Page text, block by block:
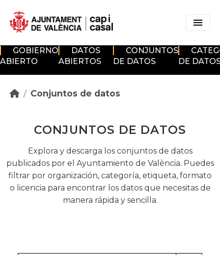
GOBIERNO
ABIERTO
DATOS
ABIERTOS
CONJUNTOS
DE DATOS
DE
Conjuntos de datos
CONJUNTOS DE DATOS
Explora y descarga los conjuntos de datos
publicados por el Ayuntamiento de València. Puedes
filtrar por organización, categoría, etiqueta, formato
o licencia para encontrar los datos que necesitas de
manera rápida y sencilla.